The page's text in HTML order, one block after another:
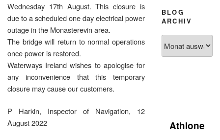
Wednesday 17th August. This closure is
due to a scheduled one day electrical power
outage in the Monasterevin area.
The bridge will return to normal operations
once power is restored.
Waterways Ireland wishes to apologise for
any inconvenience that this temporary
closure may cause our customers.
P Harkin, Inspector of Navigation, 12
August 2022
BLOG
ARCHIV
Archiv
Athlone